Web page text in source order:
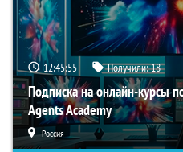
12:45:54 Получили:18
Подписка на онлайн-курсы
Agents Academy
Россия